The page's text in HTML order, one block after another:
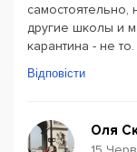
другие школы и
карантина - не
Відповісти
Оля